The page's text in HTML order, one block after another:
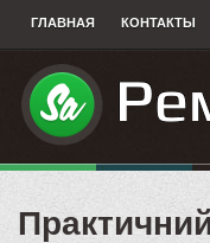
ГЛАВНАЯ КОНТАКТЫ